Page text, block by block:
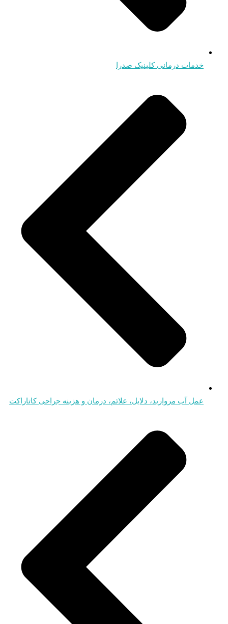
خدمات درمانی کلینیک صدرا
عمل آب مروارید، دلایل، علائم، درمان و هزینه جراحی کاتاراکت